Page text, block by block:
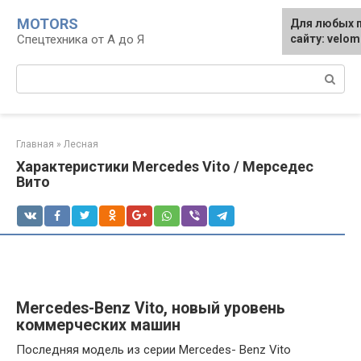
контенту
MOTORS
Спецтехника от А до Я
Главная » Лесная
Характеристики Mercedes Vito / Мерседес
Вито
Mercedes-Benz Vito, новый уровень
коммерческих машин
Последняя модель из серии Mercedes- Benz Vito
Для любых
сайту: